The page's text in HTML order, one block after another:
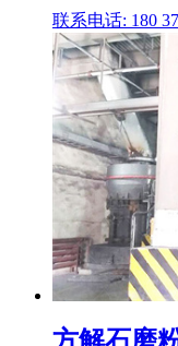
联系电话: 180
方解石磨